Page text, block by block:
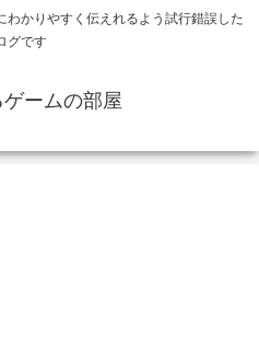
わかりやすく伝えれるよう試行錯誤した
グです
ームの部屋